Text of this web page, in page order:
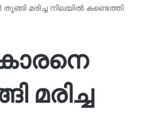
മരിച്ച നിലയില്‍ കണ്ടെത്തി